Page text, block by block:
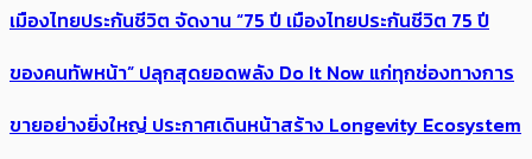
เมืองไทยประกันชีวิต จัดงาน “75 ปี เมืองไทยประกันชีวิต 75 ปี
ของคนทัพหน้า” ปลุกสุดยอดพลัง Do It Now แก่ทุกช่องทางการ
ขายอย่างยิ่งใหญ่ ประกาศเดินหน้าสร้าง Longevity Ecosystem